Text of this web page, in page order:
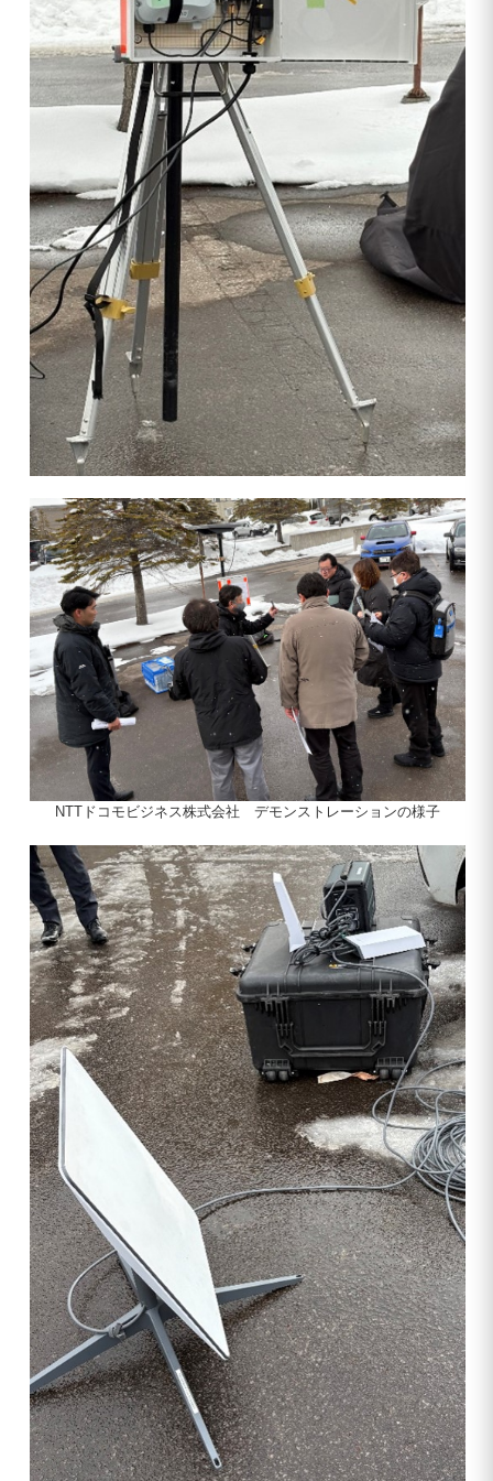
NTTドコモビジネス株式会社 デモンストレーションの様子